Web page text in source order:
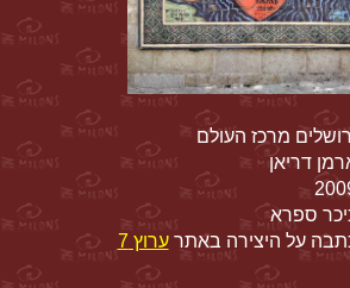
מרכז העולם
דריאן
ספרא
על היצירה באתרערוץ 7